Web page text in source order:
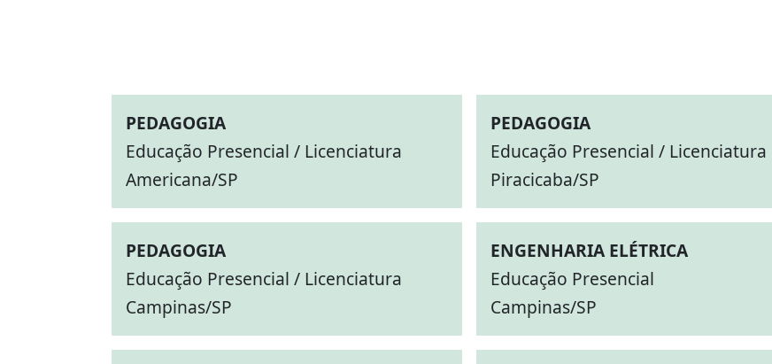
PEDAGOGIA
Educação Presencial / Licenciatura
Americana/SP
PEDAGOGIA
Educação Presencial / Licenciatura
Piracicaba/SP
PEDAGOGIA
Educação Presencial / Licenciatura
Campinas/SP
ENGENHARIA ELÉTRICA
Educação Presencial
Campinas/SP